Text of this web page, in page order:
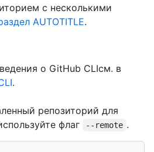
с несколькими
AUTOTITLE.
о GitHub CLIсм. в
.
репозиторий для
флаг
--remote .